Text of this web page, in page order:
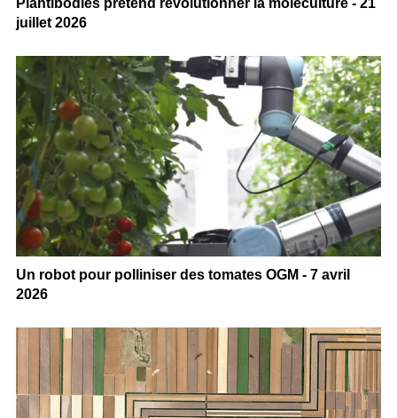
juillet 2026
Un robot pour polliniser des tomates OGM - 7 avril
2026